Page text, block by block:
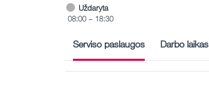
Uždaryta
08:00 – 18:30
Serviso paslaugos Darbo laikas